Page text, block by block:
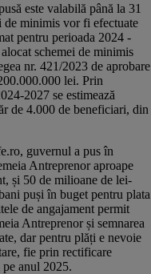
este valabilă până la 31
de minimis vor fi efectuate
pentru perioada 2024 -
schemei de minimis
nr. 421/2023 de aprobare
lei. Prin
2027 se estimează
de 4.000 de beneficiari, din
, guvernul a pus în
Antreprenor aproape
și 50 de milioane de lei-
puși în buget pentru plata
de angajament permit
Antreprenor și semnarea
dar pentru plăți e nevoie
fie prin rectificare
anul 2025.